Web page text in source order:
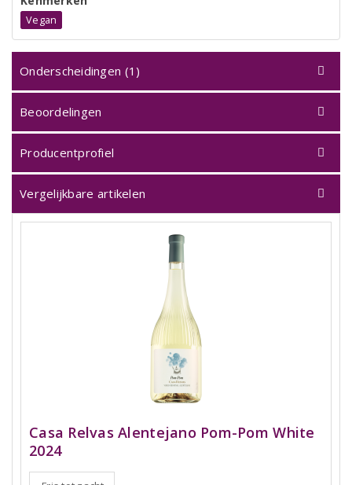
Vegan
Onderscheidingen (1)
Beoordelingen
Producentprofiel
Vergelijkbare artikelen
Casa Relvas Alentejano Pom-Pom White
2024